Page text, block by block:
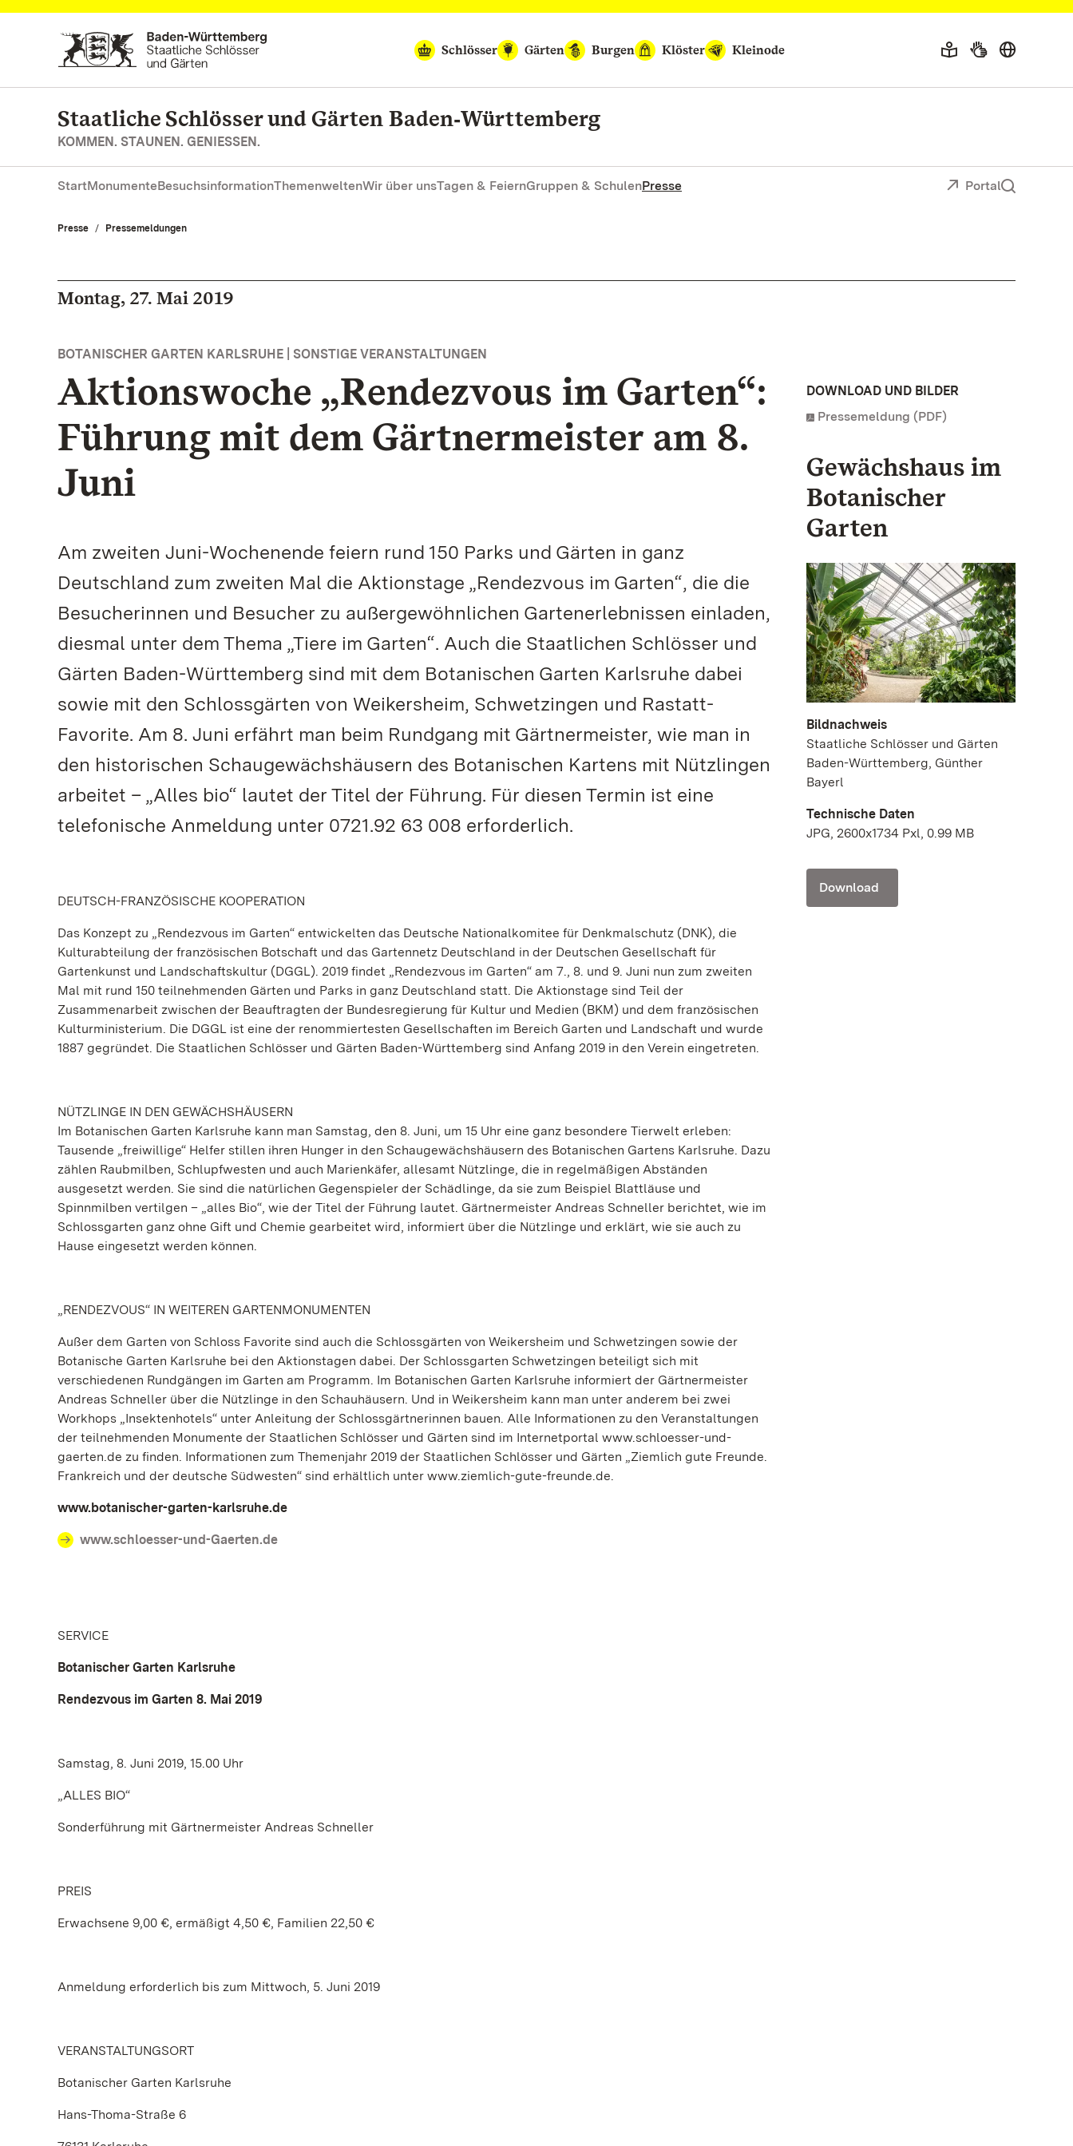
Zum Hauptinhalt springen
Schlösser
Gärten Burgen Klöster Kleinode
Staatliche Schlösser und Gärten Baden‑Württemberg
KOMMEN. STAUNEN. GENIESSEN.
StartMonumenteBesuchsinformationThemenweltenWir über unsTagen & FeiernGruppen & SchulenPresse Portal
Presse Pressemeldungen
Montag, 27. Mai 2019
BOTANISCHER GARTEN KARLSRUHE | SONSTIGE VERANSTALTUNGEN
Aktionswoche „Rendezvous im Garten“:
Führung mit dem Gärtnermeister am 8.
Juni
Am zweiten Juni-Wochenende feiern rund 150 Parks und Gärten in ganz
Deutschland zum zweiten Mal die Aktionstage „Rendezvous im Garten“, die die
Besucherinnen und Besucher zu außergewöhnlichen Gartenerlebnissen einladen,
diesmal unter dem Thema „Tiere im Garten“. Auch die Staatlichen Schlösser und
Gärten Baden-Württemberg sind mit dem Botanischen Garten Karlsruhe dabei
sowie mit den Schlossgärten von Weikersheim, Schwetzingen und Rastatt-
Favorite. Am 8. Juni erfährt man beim Rundgang mit Gärtnermeister, wie man in
den historischen Schaugewächshäusern des Botanischen Kartens mit Nützlingen
arbeitet – „Alles bio“ lautet der Titel der Führung. Für diesen Termin ist eine
telefonische Anmeldung unter 0721.92 63 008 erforderlich.
DEUTSCH-FRANZÖSISCHE KOOPERATION
Das Konzept zu „Rendezvous im Garten“ entwickelten das Deutsche Nationalkomitee für Denkmalschutz (DNK), die
Kulturabteilung der französischen Botschaft und das Gartennetz Deutschland in der Deutschen Gesellschaft für
Gartenkunst und Landschaftskultur (DGGL). 2019 findet „Rendezvous im Garten“ am 7., 8. und 9. Juni nun zum zweiten
Mal mit rund 150 teilnehmenden Gärten und Parks in ganz Deutschland statt. Die Aktionstage sind Teil der
Zusammenarbeit zwischen der Beauftragten der Bundesregierung für Kultur und Medien (BKM) und dem französischen
Kulturministerium. Die DGGL ist eine der renommiertesten Gesellschaften im Bereich Garten und Landschaft und wurde
1887 gegründet. Die Staatlichen Schlösser und Gärten Baden-Württemberg sind Anfang 2019 in den Verein eingetreten.
NÜTZLINGE IN DEN GEWÄCHSHÄUSERN
Im Botanischen Garten Karlsruhe kann man Samstag, den 8. Juni, um 15 Uhr eine ganz besondere Tierwelt erleben:
Tausende „freiwillige“ Helfer stillen ihren Hunger in den Schaugewächshäusern des Botanischen Gartens Karlsruhe. Dazu
zählen Raubmilben, Schlupfwesten und auch Marienkäfer, allesamt Nützlinge, die in regelmäßigen Abständen
ausgesetzt werden. Sie sind die natürlichen Gegenspieler der Schädlinge, da sie zum Beispiel Blattläuse und
Spinnmilben vertilgen – „alles Bio“, wie der Titel der Führung lautet. Gärtnermeister Andreas Schneller berichtet, wie im
Schlossgarten ganz ohne Gift und Chemie gearbeitet wird, informiert über die Nützlinge und erklärt, wie sie auch zu
Hause eingesetzt werden können.
„RENDEZVOUS“ IN WEITEREN GARTENMONUMENTEN
Außer dem Garten von Schloss Favorite sind auch die Schlossgärten von Weikersheim und Schwetzingen sowie der
Botanische Garten Karlsruhe bei den Aktionstagen dabei. Der Schlossgarten Schwetzingen beteiligt sich mit
verschiedenen Rundgängen im Garten am Programm. Im Botanischen Garten Karlsruhe informiert der Gärtnermeister
Andreas Schneller über die Nützlinge in den Schauhäusern. Und in Weikersheim kann man unter anderem bei zwei
Workhops „Insektenhotels“ unter Anleitung der Schlossgärtnerinnen bauen. Alle Informationen zu den Veranstaltungen
der teilnehmenden Monumente der Staatlichen Schlösser und Gärten sind im Internetportal www.schloesser-und-
gaerten.de zu finden. Informationen zum Themenjahr 2019 der Staatlichen Schlösser und Gärten „Ziemlich gute Freunde.
Frankreich und der deutsche Südwesten“ sind erhältlich unter www.ziemlich-gute-freunde.de.
www.botanischer-garten-karlsruhe.de
www.schloesser-und-Gaerten.de
SERVICE
Botanischer Garten Karlsruhe
Rendezvous im Garten 8. Mai 2019
Samstag, 8. Juni 2019, 15.00 Uhr
„ALLES BIO“
Sonderführung mit Gärtnermeister Andreas Schneller
PREIS
Erwachsene 9,00 €, ermäßigt 4,50 €, Familien 22,50 €
Anmeldung erforderlich bis zum Mittwoch, 5. Juni 2019
VERANSTALTUNGSORT
Botanischer Garten Karlsruhe
Hans-Thoma-Straße 6
DOWNLOAD UND BILDER
Pressemeldung (PDF)
Gewächshaus im
Botanischer
Garten
Bildnachweis
Staatliche Schlösser und Gärten
Baden-Württemberg, Günther
Bayerl
Technische Daten
JPG, 2600x1734 Pxl, 0.99 MB
Download